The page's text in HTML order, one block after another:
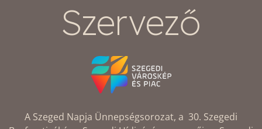
Szervező
A Szeged Napja Ünnepségsorozat, a 30. Szegedi